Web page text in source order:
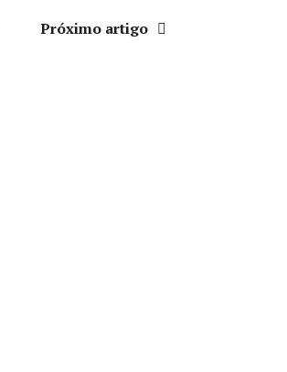
Próximo artigo